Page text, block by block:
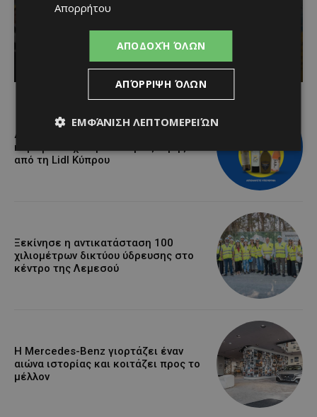
παραδοσιακές γεύσεις
και πλούσιο πρόγραμμα
Κατερίνα Χριστοφή - August 6, 2026
Διεθνώς αναγνωρισμένα κρασιά στην
κορυφαία σχέση ποιότητας-τιμής
από τη Lidl Κύπρου
Ξεκίνησε η αντικατάσταση 100
χιλιομέτρων δικτύου ύδρευσης στο
κέντρο της Λεμεσού
Η Mercedes-Benz γιορτάζει έναν
αιώνα ιστορίας και κοιτάζει προς το
μέλλον
Απορρήτου
ΑΠΟΔΟΧΉ ΌΛΩΝ
ΑΠΌΡΡΙΨΗ ΌΛΩΝ
ΕΜΦΆΝΙΣΗ ΛΕΠΤΟΜΕΡΕΙΏΝ